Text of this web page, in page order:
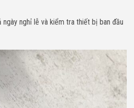
nghỉ lễ và kiểm tra thiết bị ban đầu